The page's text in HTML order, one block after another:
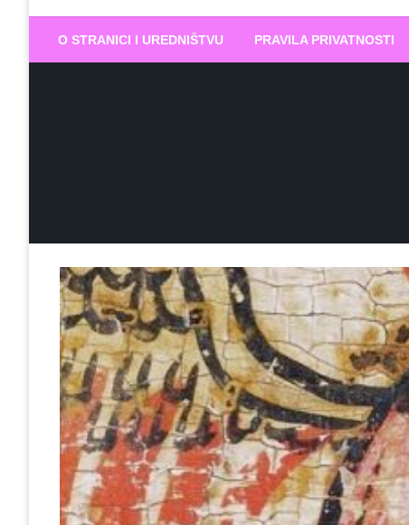
Biram DOBRO
O STRANICI I UREDNIŠTVU PRAVILA PRIVATNOSTI